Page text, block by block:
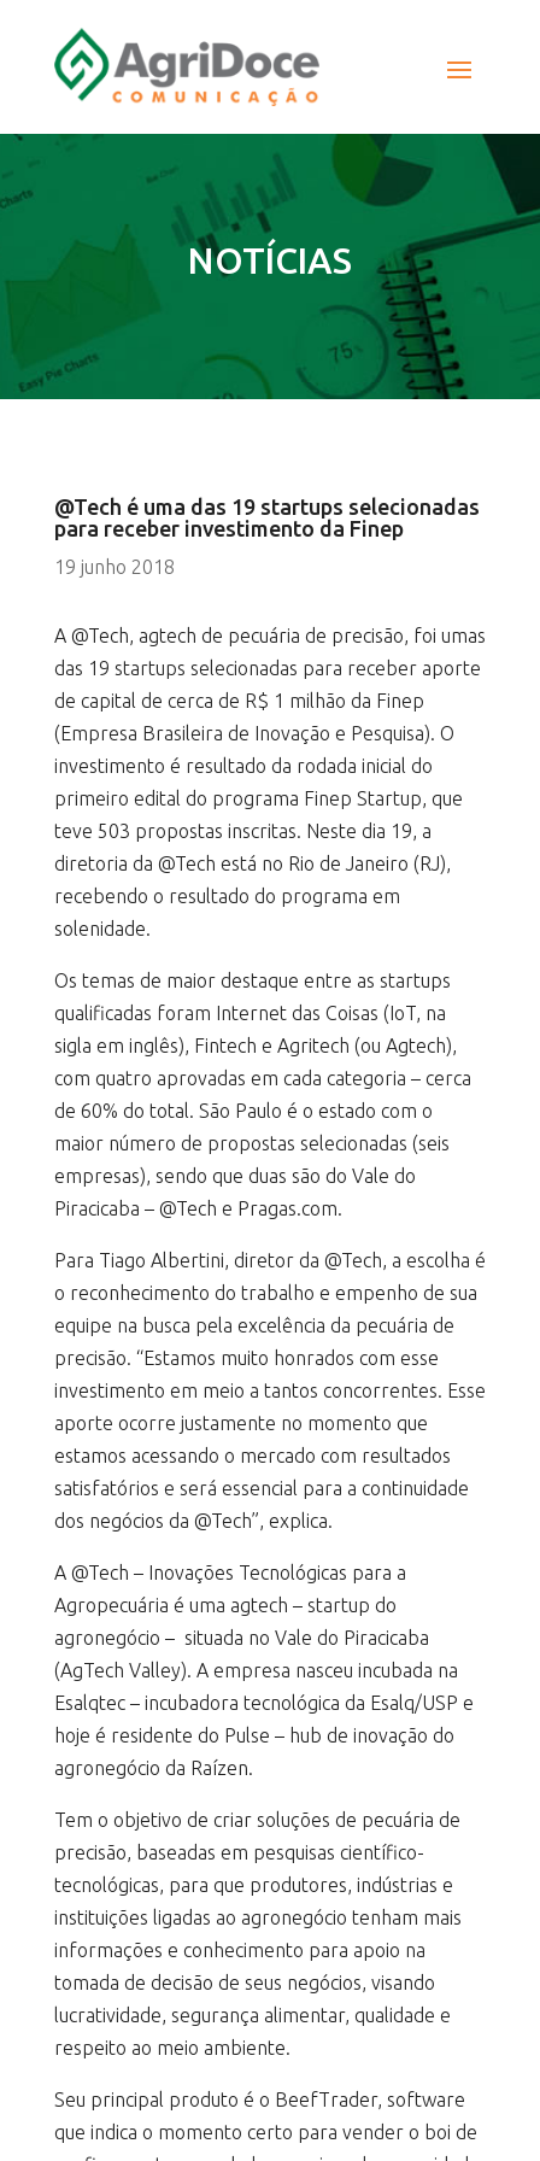
NOTÍCIAS
@Tech é uma das 19 startups selecionadas
para receber investimento da Finep
19 junho 2018
A @Tech, agtech de pecuária de precisão, foi umas
das 19 startups selecionadas para receber aporte
de capital de cerca de R$ 1 milhão da Finep
(Empresa Brasileira de Inovação e Pesquisa). O
investimento é resultado da rodada inicial do
primeiro edital do programa Finep Startup, que
teve 503 propostas inscritas. Neste dia 19, a
diretoria da @Tech está no Rio de Janeiro (RJ),
recebendo o resultado do programa em
solenidade.
Os temas de maior destaque entre as startups
qualificadas foram Internet das Coisas (IoT, na
sigla em inglês), Fintech e Agritech (ou Agtech),
com quatro aprovadas em cada categoria – cerca
de 60% do total. São Paulo é o estado com o
maior número de propostas selecionadas (seis
empresas), sendo que duas são do Vale do
Piracicaba – @Tech e Pragas.com.
Para Tiago Albertini, diretor da @Tech, a escolha é
o reconhecimento do trabalho e empenho de sua
equipe na busca pela excelência da pecuária de
precisão. “Estamos muito honrados com esse
investimento em meio a tantos concorrentes. Esse
aporte ocorre justamente no momento que
estamos acessando o mercado com resultados
satisfatórios e será essencial para a continuidade
dos negócios da @Tech”, explica.
A @Tech – Inovações Tecnológicas para a
Agropecuária é uma agtech – startup do
agronegócio – situada no Vale do Piracicaba
(AgTech Valley). A empresa nasceu incubada na
Esalqtec – incubadora tecnológica da Esalq/USP e
hoje é residente do Pulse – hub de inovação do
agronegócio da Raízen.
Tem o objetivo de criar soluções de pecuária de
precisão, baseadas em pesquisas científico-
tecnológicas, para que produtores, indústrias e
instituições ligadas ao agronegócio tenham mais
informações e conhecimento para apoio na
tomada de decisão de seus negócios, visando
lucratividade, segurança alimentar, qualidade e
respeito ao meio ambiente.
Seu principal produto é o BeefTrader, software
que indica o momento certo para vender o boi de